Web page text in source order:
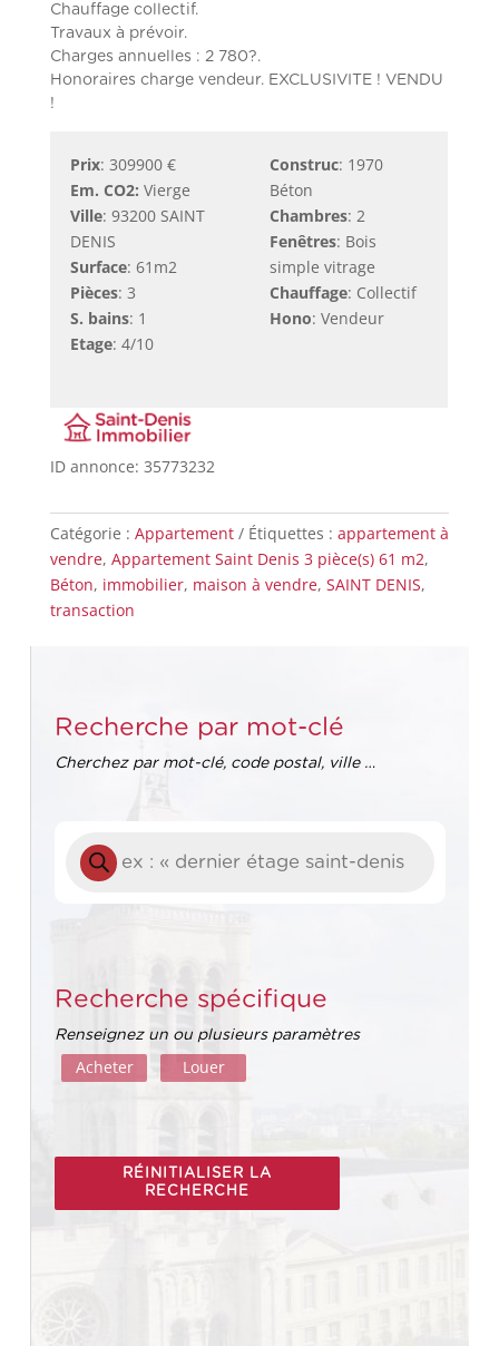
Chauffage collectif.
Travaux à prévoir.
Charges annuelles : 2 780?.
Honoraires charge vendeur. EXCLUSIVITE ! VENDU
!
Prix: 309900 €
Em. CO2: Vierge
Ville: 93200 SAINT
DENIS
Surface: 61m2
Pièces: 3
S. bains: 1
Etage: 4/10
Construc: 1970
Béton
Chambres: 2
Fenêtres: Bois
simple vitrage
Chauffage: Collectif
Hono: Vendeur
ID annonce: 35773232
Catégorie : Appartement Étiquettes : appartement à
vendre, Appartement Saint Denis 3 pièce(s) 61 m2,
Béton, immobilier, maison à vendre, SAINT DENIS,
transaction
Recherche par mot-clé
Cherchez par mot-clé, code postal, ville …
de
produits
Recherche spécifique
Renseignez un ou plusieurs paramètres
Acheter Louer
RÉINITIALISER LA
RECHERCHE